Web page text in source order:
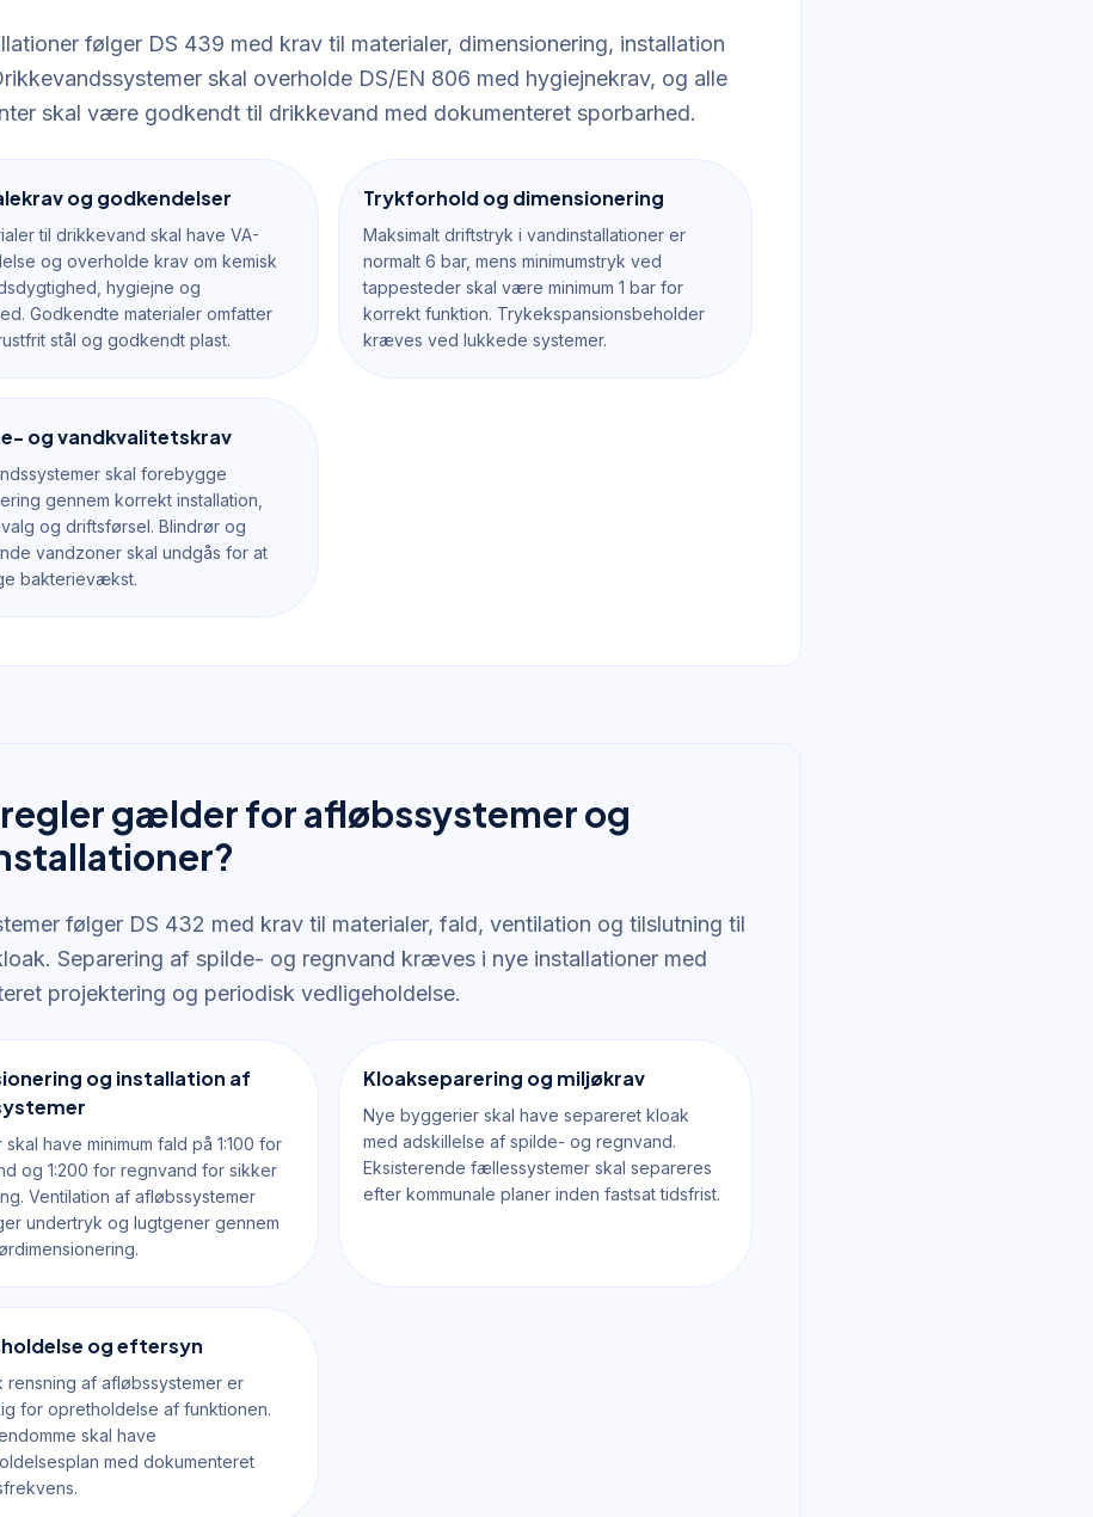
følger DS 439 med krav til materialer, dimensionering, installation
skal overholde DS/EN 806 med hygiejnekrav, og alle
skal være godkendt til drikkevand med dokumenteret sporbarhed.
og godkendelser
til drikkevand skal have VA-
og overholde krav om kemisk
hygiejne og
Godkendte materialer omfatter
stål og godkendt plast.
Trykforhold og dimensionering
Maksimalt driftstryk i vandinstallationer er
normalt 6 bar, mens minimumstryk ved
tappesteder skal være minimum 1 bar for
korrekt funktion. Trykekspansionsbeholder
kræves ved lukkede systemer.
og vandkvalitetskrav
skal forebygge
gennem korrekt installation,
og driftsførsel. Blindrør og
vandzoner skal undgås for at
bakterievækst.
gælder for afløbssystemer og
følger DS 432 med krav til materialer, fald, ventilation og tilslutning til
Separering af spilde- og regnvand kræves i nye installationer med
projektering og periodisk vedligeholdelse.
og installation af
have minimum fald på 1:100 for
og 1:200 for regnvand for sikker
Ventilation af afløbssystemer
undertryk og lugtgener gennem
Kloakseparering og miljøkrav
Nye byggerier skal have separeret kloak
med adskillelse af spilde- og regnvand.
Eksisterende fællessystemer skal separeres
efter kommunale planer inden fastsat tidsfrist.
og eftersyn
rensning af afløbssystemer er
for opretholdelse af funktionen.
skal have
med dokumenteret